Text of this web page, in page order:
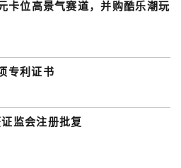
卡位高景气赛道，并购酷乐潮玩
专利证书
监会注册批复